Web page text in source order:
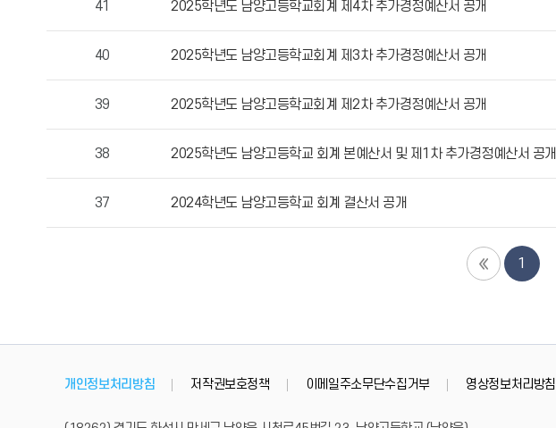
록
조
할
41 2025학년도 남양고등학교회계 제4차 추가경정예산서 공개
40 2025학년도 남양고등학교회계 제3차 추가경정예산서 공개
39 2025학년도 남양고등학교회계 제2차 추가경정예산서 공개
38 2025학년도 남양고등학교 회계 본예산서 및 제1차 추가경정예산서 공개
37 2024학년도 남양고등학교 회계 결산서 공개
1
개인정보처리방침 저작권보호정책 이메일주소무단수집거부 영상정보처리방침